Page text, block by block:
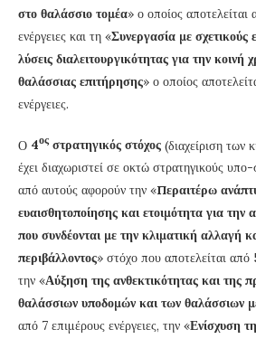
στο θαλάσσιο τομέα» ο οποίος αποτελείται
ενέργειες και τη «Συνεργασία με σχετικούς
λύσεις διαλειτουργικότητας για την
θαλάσσιας επιτήρησης» ο οποίος
ενέργειες.
Ο 4ος στρατηγικός στόχος (διαχείριση των
έχει διαχωριστεί σε οκτώ στρατηγικούς
από αυτούς αφορούν την «Περαιτέρω
ευαισθητοποίησης και ετοιμότητα για την
που συνδέονται με την κλιματική αλλαγή
περιβάλλοντος» στόχο που αποτελείται από
την «Αύξηση της ανθεκτικότητας και της
θαλάσσιων υποδομών και των θαλάσσιων
από 7 επιμέρους ενέργειες, την «Ενίσχυση